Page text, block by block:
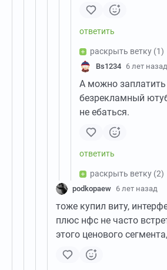
раскрыть ветку (1)
Bs1234 6 лет назад
А можно заплатить
безрекламный
не ебаться.
раскрыть ветку (2)
podkopaew 6 лет назад
тоже купил виту,
плюс нфс не часто
этого ценового сегмента,